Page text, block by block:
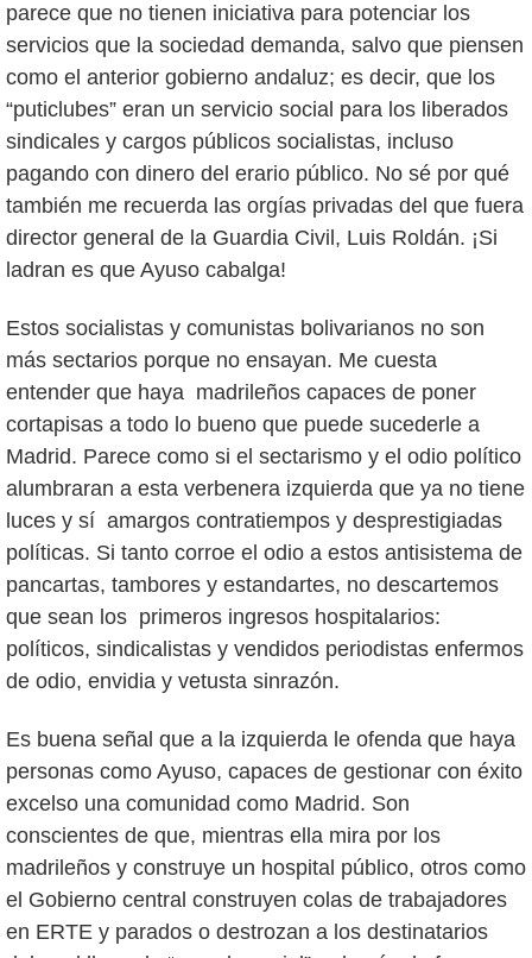
parece que no tienen iniciativa para potenciar los
servicios que la sociedad demanda, salvo que piensen
como el anterior gobierno andaluz; es decir, que los
“puticlubes” eran un servicio social para los liberados
sindicales y cargos públicos socialistas, incluso
pagando con dinero del erario público. No sé por qué
también me recuerda las orgías privadas del que fuera
director general de la Guardia Civil, Luis Roldán. ¡Si
ladran es que Ayuso cabalga!
Estos socialistas y comunistas bolivarianos no son
más sectarios porque no ensayan. Me cuesta
entender que haya madrileños capaces de poner
cortapisas a todo lo bueno que puede sucederle a
Madrid. Parece como si el sectarismo y el odio político
alumbraran a esta verbenera izquierda que ya no tiene
luces y sí amargos contratiempos y desprestigiadas
políticas. Si tanto corroe el odio a estos antisistema de
pancartas, tambores y estandartes, no descartemos
que sean los primeros ingresos hospitalarios:
políticos, sindicalistas y vendidos periodistas enfermos
de odio, envidia y vetusta sinrazón.
Es buena señal que a la izquierda le ofenda que haya
personas como Ayuso, capaces de gestionar con éxito
excelso una comunidad como Madrid. Son
conscientes de que, mientras ella mira por los
madrileños y construye un hospital público, otros como
el Gobierno central construyen colas de trabajadores
en ERTE y parados o destrozan a los destinatarios